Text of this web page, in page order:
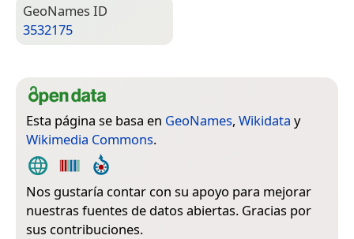
Geo­Names ID
3532175
Esta página se basa en GeoNames, Wikidata y
Wikimedia Commons.
Nos gustaría contar con su apoyo para mejorar
nuestras fuentes de datos abiertas. Gracias por
sus contribuciones.